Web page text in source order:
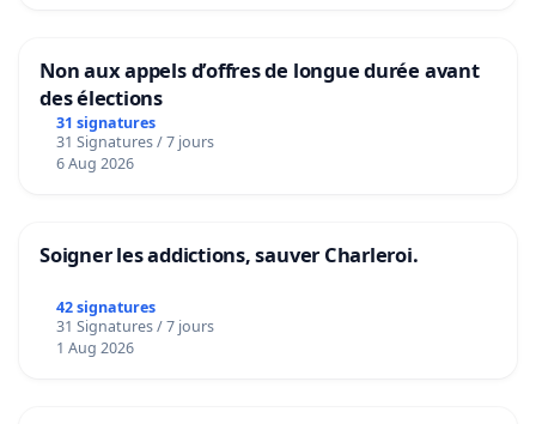
Non aux appels d’offres de longue durée avant
des élections
31 signatures
31 Signatures / 7 jours
6 Aug 2026
Soigner les addictions, sauver Charleroi.
42 signatures
31 Signatures / 7 jours
1 Aug 2026